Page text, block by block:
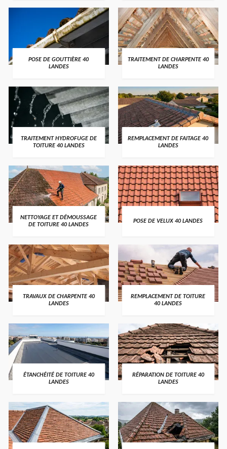
POSE DE GOUTTIÈRE 40
LANDES
TRAITEMENT DE CHARPENTE 40
LANDES
TRAITEMENT HYDROFUGE DE
TOITURE 40 LANDES
REMPLACEMENT DE FAITAGE 40
LANDES
NETTOYAGE ET DÉMOUSSAGE
DE TOITURE 40 LANDES
POSE DE VELUX 40 LANDES
TRAVAUX DE CHARPENTE 40
LANDES
REMPLACEMENT DE TOITURE
40 LANDES
ÉTANCHÉITÉ DE TOITURE 40
LANDES
RÉPARATION DE TOITURE 40
LANDES